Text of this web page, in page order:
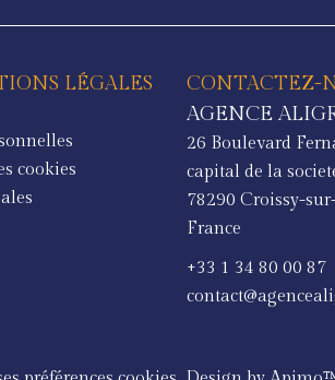
LÉGALES
cookies
CONTACTEZ-
AGENCE
26 Boulevard
capital de la
78290 Croissy-
France
+33 1 34 80 00 87